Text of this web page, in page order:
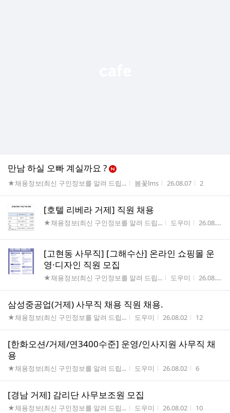
만남 하실 오빠 계실까요 ?
게시판명
★채용정보(최신 구인정보를 알려 드립... 작성자
봄꽃lms 작성시간
26.08.07 조회수
2
[호텔 리베라 거제] 직원 채용
게시판명
★채용정보(최신 구인정보를 알려 드립... 작성자
도우미 작성시간
26.08.05
[고현동 사무직] [그해수산] 온라인 쇼핑몰 운
영·디자인 직원 모집
게시판명
★채용정보(최신 구인정보를 알려 드립... 작성자
도우미 작성시간
26.08.02
삼성중공업(거제) 사무직 채용 직원 채용.
게시판명
★채용정보(최신 구인정보를 알려 드립... 작성자
도우미 작성시간
26.08.02 조회수
12
[한화오션/거제/연3400수준] 운영/인사지원 사무직 채
용
게시판명
★채용정보(최신 구인정보를 알려 드립... 작성자
도우미 작성시간
26.08.02 조회수
6
[경남 거제] 감리단 사무보조원 모집
게시판명
★채용정보(최신 구인정보를 알려 드립... 작성자
도우미 작성시간
26.08.02 조회수
10